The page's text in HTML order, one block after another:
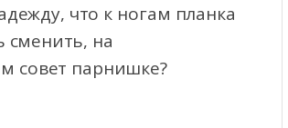
что к ногам планка
сменить, на
совет парнишке?